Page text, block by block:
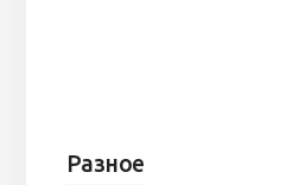
Разное